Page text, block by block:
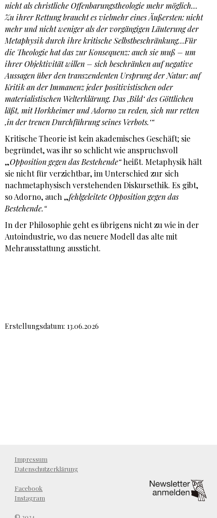
nicht als christliche Offenbarungstheologie mehr möglich…
Zu ihrer Rettung braucht es vielmehr eines Äußersten: nicht
mehr und nicht weniger als der vorgängigen Läuterung der
Metaphysik durch ihre kritische Selbstbeschränkung…Für
die Theologie hat das zur Konsequenz: auch sie muß – um
ihrer Objektivität willen – sich beschränken auf negative
Aussagen über den transzendenten Ursprung der Natur: auf
Kritik an der Immanenz jeder positivistischen oder
materialistischen Welterklärung. Das ‚Bild‘ des Göttlichen
läßt, mit Horkheimer und Adorno zu reden, sich nur retten
‚in der treuen Durchführung seines Verbots.‘“
Kritische Theorie ist kein akademisches Geschäft; sie
begründet, was ihr so schlicht wie anspruchsvoll
„Opposition gegen das Bestehende“heißt. Metaphysik hält
sie nicht für verzichtbar, im Unterschied zur sich
nachmetaphysisch verstehenden Diskursethik. Es gibt,
so Adorno, auch „fehlgeleitete Opposition gegen das
Bestehende.“
In der Philosophie geht es übrigens nicht zu wie in der
Autoindustrie, wo das neuere Modell das alte mit
Mehrausstattung aussticht.
Erstellungsdatum: 13.06.2026
Impressum
Datenschutzerklärung
Facebook
Instagram